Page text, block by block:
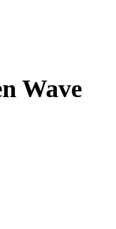
Wave